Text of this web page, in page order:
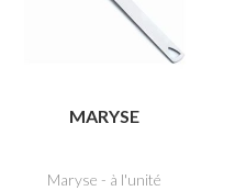
MARYSE
Maryse - à l'unité